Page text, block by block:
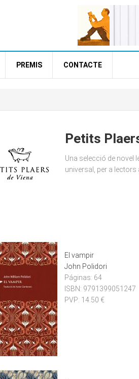
PREMIS CONTACTE
Petits
Una selecció de
universal, per a lectors
El vampir
John Polidori
Páginas: 64
ISBN: 9791399051247
PVP: 14.50 €